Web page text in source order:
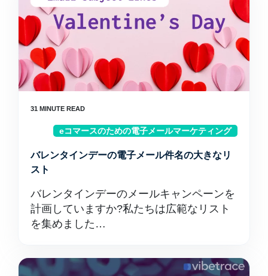
eコマースのための電子メールマーケティング
バレンタインデーの電子メール件名の大きなリ
スト
バレンタインデーのメールキャンペーンを
計画していますか?私たちは広範なリスト
を集めました…